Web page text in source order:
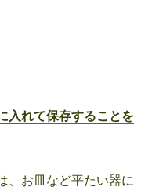
入れて保存することを
、お皿など平たい器に